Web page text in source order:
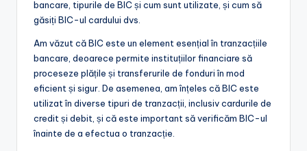
bancare, tipurile de BIC și cum sunt utilizate, și cum să
găsiți BIC-ul cardului dvs.
Am văzut că BIC este un element esențial în tranzacțiile
bancare, deoarece permite instituțiilor financiare să
proceseze plățile și transferurile de fonduri în mod
eficient și sigur. De asemenea, am înțeles că BIC este
utilizat în diverse tipuri de tranzacții, inclusiv cardurile de
credit și debit, și că este important să verificăm BIC-ul
înainte de a efectua o tranzacție.